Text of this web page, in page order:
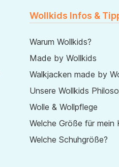
Wollkids Infos &
Warum Wollkids?
Made by Wollkids
Walkjacken made by
Unsere Wollkids
Wolle & Wollpflege
Welche Größe für mein
Welche Schuhgröße?